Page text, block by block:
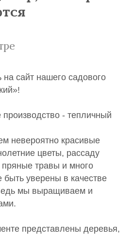
сайт нашего садового
производство - тепличный
невероятно красивые
цветы, рассаду
травы и много
уверены в качестве
мы выращиваем и
представлены деревья,